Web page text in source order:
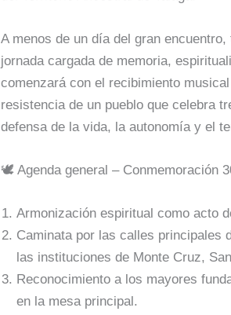
A menos de un día del gran
jornada cargada de memoria,
comenzará con el recibimiento
resistencia de un pueblo que celebra
defensa de la vida, la autonomía y el
🕊️ Agenda general – Conmemoración
Armonización espiritual como acto
Caminata por las calles principales
las instituciones de Monte Cruz,
Reconocimiento a los mayores
en la mesa principal.